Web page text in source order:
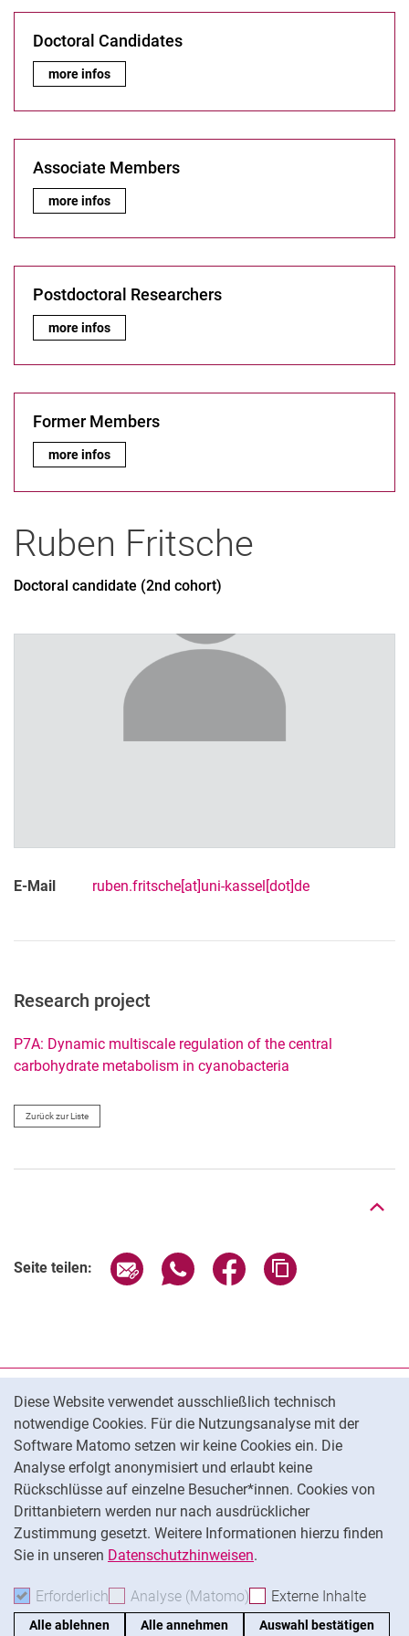
Diese Website verwendet ausschließlich technisch
notwendige Cookies. Für die Nutzungsanalyse mit der
Software Matomo setzen wir keine Cookies ein. Die
Analyse erfolgt anonymisiert und erlaubt keine
Rückschlüsse auf einzelne Besucher*innen. Cookies von
Drittanbietern werden nur nach ausdrücklicher
Zustimmung gesetzt. Weitere Informationen hierzu finden
Sie in unseren Datenschutzhinweisen.
Erforderlich Erforderliche Cookies akzeptieren
Analyse (Matomo) Analyse-Cookies
Externe Inhalte
Alle ablehnen Alle annehmen Auswahl bestätigen
Principal Investigators
Doctoral Candidates
Doctoral Candidates
Doctoral Candidates:
more infos
Associate Members
Associate Members:
more infos
Postdoctoral Researchers
Postdoctoral Researchers:
more infos
Former Members
Former Members:
more infos
Ruben Fritsche
Doctoral candidate (2nd cohort)
E-Mail ruben.fritsche[at]uni-kassel[dot]de
Research project
P7A: Dynamic multiscale regulation of the central
carbohydrate metabolism in cyanobacteria
Zurück zur Liste
Nach oben
Seite teilen: Seite über E-Mail teilen
Seite über WhatsApp teilen
Seite über Facebook
Datenschutz
Barrierefreiheit
Transparenter KI-Einsatz
Impressum
Cookie-Einstellungen